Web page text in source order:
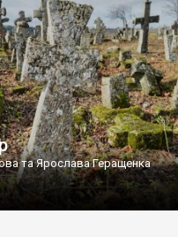
та Ярослава Геращенка